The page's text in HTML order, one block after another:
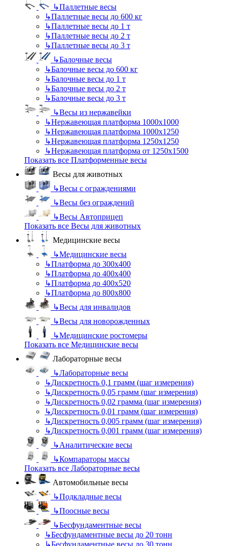
↳Паллетные весы
↳Паллетные весы до 600 кг
↳Паллетные весы до 1 т
↳Паллетные весы до 2 т
↳Паллетные весы до 3 т
↳Балочные весы
↳Балочные весы до 600 кг
↳Балочные весы до 1 т
↳Балочные весы до 2 т
↳Балочные весы до 3 т
↳Весы из нержавейки
↳Нержавеющая платформа 1000х1000
↳Нержавеющая платформа 1000х1250
↳Нержавеющая платформа 1250х1250
↳Нержавеющая платформа от 1250х1500
Показать все Платформенные весы
Весы для животных
↳Весы с ограждениями
↳Весы без ограждений
↳Весы Автоприцеп
Показать все Весы для животных
Медицинские весы
↳Медицинские весы
↳Платформа до 300х400
↳Платформа до 400х400
↳Платформа до 400х520
↳Платформа до 800х800
↳Весы для инвалидов
↳Весы для новорожденных
↳Медицинские ростомеры
Показать все Медицинские весы
Лабораторные весы
↳Лабораторные весы
↳Дискретность 0,1 грамм (шаг измерения)
↳Дискретность 0,05 грамм (шаг измерения)
↳Дискретность 0,02 грамма (шаг измерения)
↳Дискретность 0,01 грамм (шаг измерения)
↳Дискретность 0,005 грамм (шаг измерения)
↳Дискретность 0,001 грамм (шаг измерения)
↳Аналитические весы
↳Компараторы массы
Показать все Лабораторные весы
Автомобильные весы
↳Подкладные весы
↳Поосные весы
↳Бесфундаментные весы
↳Бесфундаментные весы до 20 тонн
↳Бесфундаментные весы до 30 тонн